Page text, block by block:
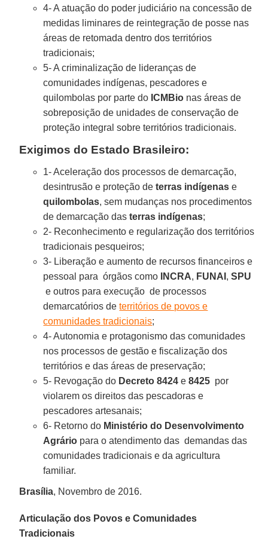
4- A atuação do poder judiciário na concessão de
medidas liminares de reintegração de posse nas
áreas de retomada dentro dos territórios
tradicionais;
5- A criminalização de lideranças de
comunidades indígenas, pescadores e
quilombolas por parte do ICMBio nas áreas de
sobreposição de unidades de conservação de
proteção integral sobre territórios tradicionais.
Exigimos do Estado Brasileiro:
1- Aceleração dos processos de demarcação,
desintrusão e proteção deterras indígenas e
quilombolas, sem mudanças nos procedimentos
de demarcação dasterras indígenas;
2- Reconhecimento e regularização dos territórios
tradicionais pesqueiros;
3- Liberação e aumento de recursos financeiros e
pessoal para órgãos como
INCRA, FUNAI ,SPU
e outros para execução de processos
demarcatórios deterritórios de povos e
comunidades tradicionais;
4- Autonomia e protagonismo das comunidades
nos processos de gestão e fiscalização dos
territórios e das áreas de preservação;
5- Revogação do Decreto 8424 e 8425 por
violarem os direitos das pescadoras e
pescadores artesanais;
6- Retorno do Ministério do Desenvolvimento
Agrário para o atendimento das demandas das
comunidades tradicionais e da agricultura
familiar.
Brasília, Novembro de 2016.
Articulação dos Povos e Comunidades
Tradicionais